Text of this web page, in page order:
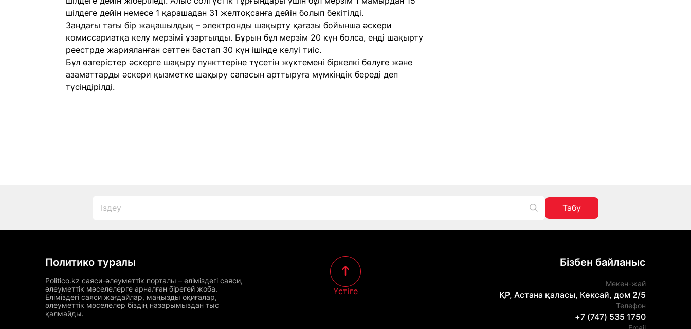
шілдеге дейін немесе 1 қарашадан 31 желтоқсанға дейін болып бекітілді.
Заңдағы тағы бір жаңашылдық – электронды шақырту қағазы бойынша әскери
комиссариатқа келу мерзімі ұзартылды. Бұрын бұл мерзім 20 күн болса, енді шақырту
реестрде жарияланған сәттен бастап 30 күн ішінде келуі тиіс.
Бұл өзгерістер әскерге шақыру пункттеріне түсетін жүктемені біркелкі бөлуге және
азаматтарды әскери қызметке шақыру сапасын арттыруға мүмкіндік береді деп
түсіндірілді.
Табу
Политико туралы
Politico.kz саяси-әлеуметтік порталы – еліміздегі саяси,
әлеуметтік мәселелерге арналған бірегей жоба.
Еліміздегі саяси жағдайлар, маңызды оқиғалар,
әлеуметтік мәселелер біздің назарымыздан тыс
қалмайды.
Үстіге
Бізбен байланыс
Мекен-жай
ҚР, Астана қаласы, Көксай, дом 2/5
Телефон
+7 (747) 535 1750